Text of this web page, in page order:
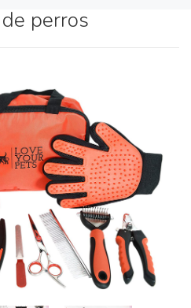
perros